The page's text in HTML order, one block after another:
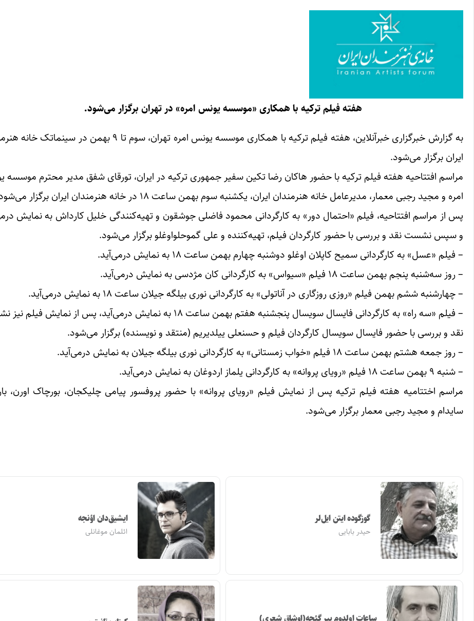
هفته فیلم ترکیه با همکاری «موسسه یونس امره» در تهران برگزار می‌شود.
به گزارش خبرگزاری خبرآنلاین، هفته فیلم ترکیه با همکاری موسسه یونس امره تهران، سوم تا ۹ بهمن در
ایران برگزار می‌شود.
مراسم افتتاحیه هفته فیلم ترکیه با حضور هاکان رضا تکین سفیر جمهوری ترکیه در ایران، تورقای شفق مدیر محترم موسسه
امره و مجید رجبی معمار، مدیرعامل خانه هنرمندان ایران، یکشنبه سوم بهمن ساعت ۱۸ در خانه هنرمندان ایران برگزار می‌شود.
پس از مراسم افتتاحیه، فیلم «احتمال دور» به کارگردانی محمود فاضلی جوشقون و تهیه‌کنندگی خلیل کارداش به نمایش
و سپس نشست نقد و بررسی با حضور کارگردان فیلم، تهیه‌کننده و علی گموحلواوغلو برگزار می‌شود.
– فیلم «عسل» به کارگردانی سمیح کاپلان اوغلو دوشنبه چهارم بهمن ساعت ۱۸ به نمایش درمی‌آید.
– روز سه‌شنبه پنجم بهمن ساعت ۱۸ فیلم «سیواس» به کارگردانی کان مژدسی به نمایش درمی‌آید.
– چهارشنبه ششم بهمن فیلم «روزی روزگاری در آناتولی» به کارگردانی نوری بیلگه جیلان ساعت ۱۸ به نمایش درمی‌آید.
– فیلم «سه راه» به کارگردانی فایسال سویسال پنجشنبه هفتم بهمن ساعت ۱۸ به نمایش درمی‌آید، پس از نمایش
نقد و بررسی با حضور فایسال سویسال کارگردان فیلم و حسنعلی ییلدیریم (منتقد و نویسنده) برگزار می‌شود.
– روز جمعه هشتم بهمن ساعت ۱۸ فیلم «خواب زمستانی» به کارگردانی نوری بیلگه جیلان به نمایش درمی‌آید.
– شنبه ۹ بهمن ساعت ۱۸ فیلم «رویای پروانه» به کارگردانی یلماز اردوغان به نمایش درمی‌آید.
مراسم اختتامیه هفته فیلم ترکیه پس از نمایش فیلم «رویای پروانه» با حضور پروفسور پیامی چلیکجان، بورچاک اورن،
سایدام و مجید رجبی معمار برگزار می‌شود.
گوزگوده ایتن ایل‌لر
حیدر بابایی
ایشیق‌دان اؤنجه
ائلمان موغانلی